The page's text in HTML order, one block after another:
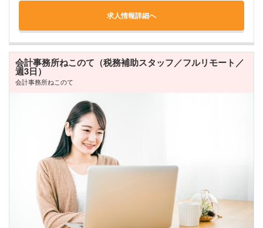
求人情報詳細へ
会計事務所ねこのて（税務補助スタッフ／フルリモート／
週3日）
会計事務所ねこのて